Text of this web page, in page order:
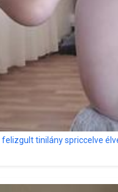
felizgult tinilány spriccelve